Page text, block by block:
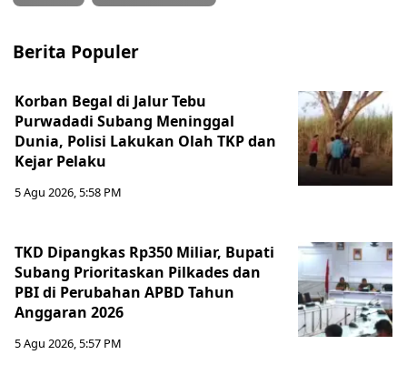
Berita Populer
Korban Begal di Jalur Tebu
Purwadadi Subang Meninggal
Dunia, Polisi Lakukan Olah TKP dan
Kejar Pelaku
5 Agu 2026, 5:58 PM
TKD Dipangkas Rp350 Miliar, Bupati
Subang Prioritaskan Pilkades dan
PBI di Perubahan APBD Tahun
Anggaran 2026
5 Agu 2026, 5:57 PM